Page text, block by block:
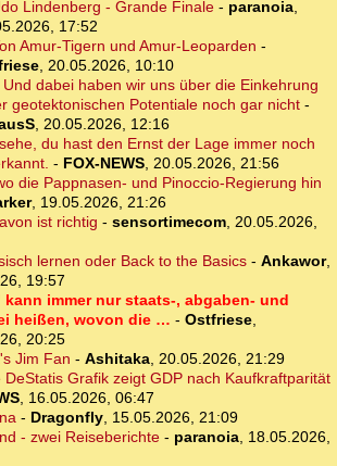
Lindenberg - Grande Finale- paranoia,
17:52
Amur-Tigern und Amur-Leoparden -
, 20.05.2026, 10:10
Und dabei haben wir uns über die Einkehrung
geotektonischen Potentiale noch gar nicht -
, 20.05.2026, 12:16
du hast den Ernst der Lage immer noch
- FOX-NEWS, 20.05.2026, 21:56
die Pappnasen- und Pinoccio-Regierung hin
, 19.05.2026, 21:26
ist richtig - sensortimecom, 20.05.2026,
lernen oder Back to the Basics- Ankawor,
19:57
kann immer nur staats-, abgaben- und
heißen, wovon die … - Ostfriese,
20:25
Jim Fan - Ashitaka, 20.05.2026, 21:29
DeStatis Grafik zeigt GDP nach Kaufkraftparität
, 16.05.2026, 06:47
- Dragonfly, 15.05.2026, 21:09
- zwei Reiseberichte- paranoia, 18.05.2026,